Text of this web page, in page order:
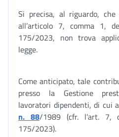
Si precisa, al riguardo,
all’articolo 7, comma 1,
175/2023, non trova
legge.
Come anticipato, tale
presso la Gestione
lavoratori dipendenti, di cui
n. 88/1989 (cfr. l’art. 7,
175/2023).